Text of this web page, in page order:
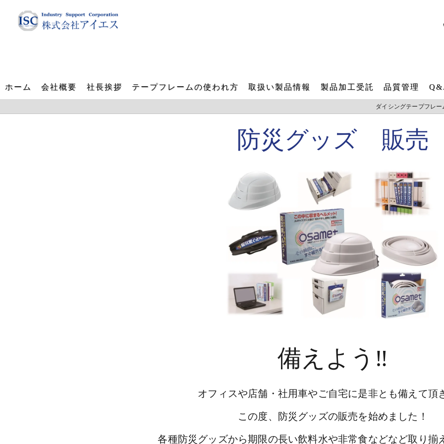
ホーム 会社概要 社長挨拶 テープフレームの使われ方 取扱い製品情報
角型テープフレーム
IT 樹脂フレーム
工業用ファスナー・ブラシ販売
製品加工受託
再メッキ加工受託
レーザー刻印受託
品質管理
ダイシングテープフレ
防災グッズ 販売
備えよう‼
オフィスや店舗・社用車やご自宅に是非とも備えて頂
この度、防災グッズの販売を始めました！
各種防災グッズから期限の長い飲料水や非常食などなど取り揃